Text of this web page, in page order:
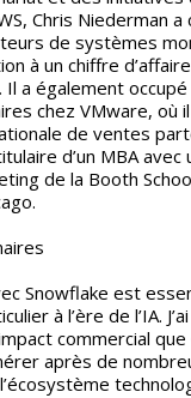
Chris Niederman a
de systèmes
à un chiffre
Il a également
chez VMware, où
de ventes
d’un MBA avec
de la Booth
Snowflake est
à l’ère de l’IA.
commercial
après de